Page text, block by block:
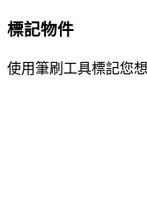
標記物件
使用筆刷工具標記您